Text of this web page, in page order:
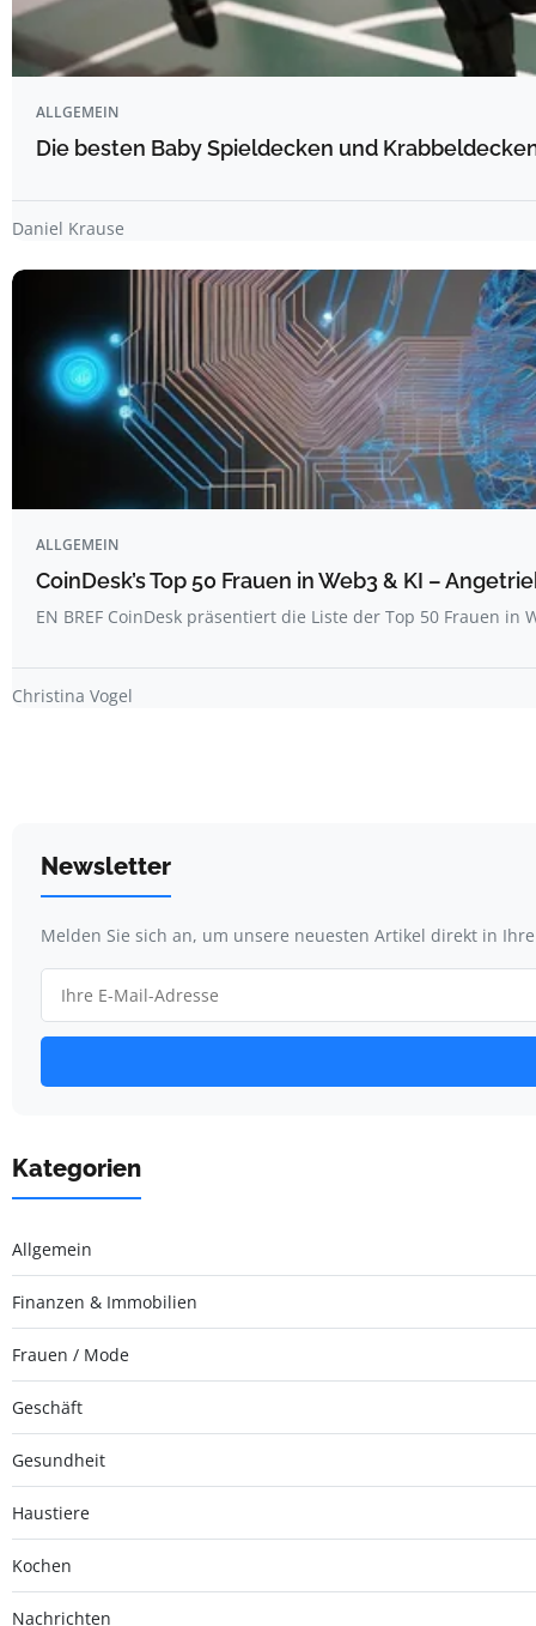
ALLGEMEIN
Die besten Baby Spieldecken und
Daniel Krause
ALLGEMEIN
CoinDesk’s Top 50 Frauen in Web3 & KI –
EN BREF CoinDesk präsentiert die Liste der Top 50 Frauen in
Christina Vogel
Newsletter
Melden Sie sich an, um unsere neuesten Artikel direkt in
Kategorien
Allgemein
Finanzen & Immobilien
Frauen / Mode
Geschäft
Gesundheit
Haustiere
Kochen
Nachrichten